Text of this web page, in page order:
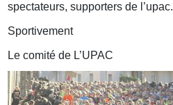
spectateurs, supporters de l’upac.
Sportivement
Le comité de L’UPAC